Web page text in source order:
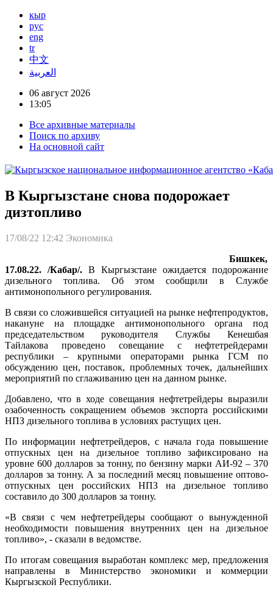
кыр
рус
eng
tr
中文
العربية
06 август 2026
13:05
Все архивные материалы
Поиск по архиву
На основной сайт
В Кыргызстане снова подорожает
дизтопливо
17/08/22 12:42 Экономика
Бишкек,
17.08.22. /Кабар/. В Кыргызстане ожидается подорожание
дизельного топлива. Об этом сообщили в Службе
антимонопольного регулирования.
В связи со сложившейся ситуацией на рынке нефтепродуктов,
накануне на площадке антимонопольного органа под
председательством руководителя Службы Кенешбая
Тайлакова проведено совещание с нефтетрейдерами
республики – крупными операторами рынка ГСМ по
обсуждению цен, поставок, проблемных точек, дальнейших
мероприятий по сглаживанию цен на данном рынке.
Добавлено, что в ходе совещания нефтетрейдеры выразили
озабоченность сокращением объемов экспорта российскими
НПЗ дизельного топлива в условиях растущих цен.
По информации нефтетрейдеров, с начала года повышение
отпускных цен на дизельное топливо зафиксировано на
уровне 600 долларов за тонну, по бензину марки АИ-92 – 370
долларов за тонну. А за последний месяц повышение оптово-
отпускных цен российских НПЗ на дизельное топливо
составило до 300 долларов за тонну.
«В связи с чем нефтетрейдеры сообщают о вынужденной
необходимости повышения внутренних цен на дизельное
топливо», - сказали в ведомстве.
По итогам совещания выработан комплекс мер, предложения
направлены в Министерство экономики и коммерции
Кыргызской Республики.